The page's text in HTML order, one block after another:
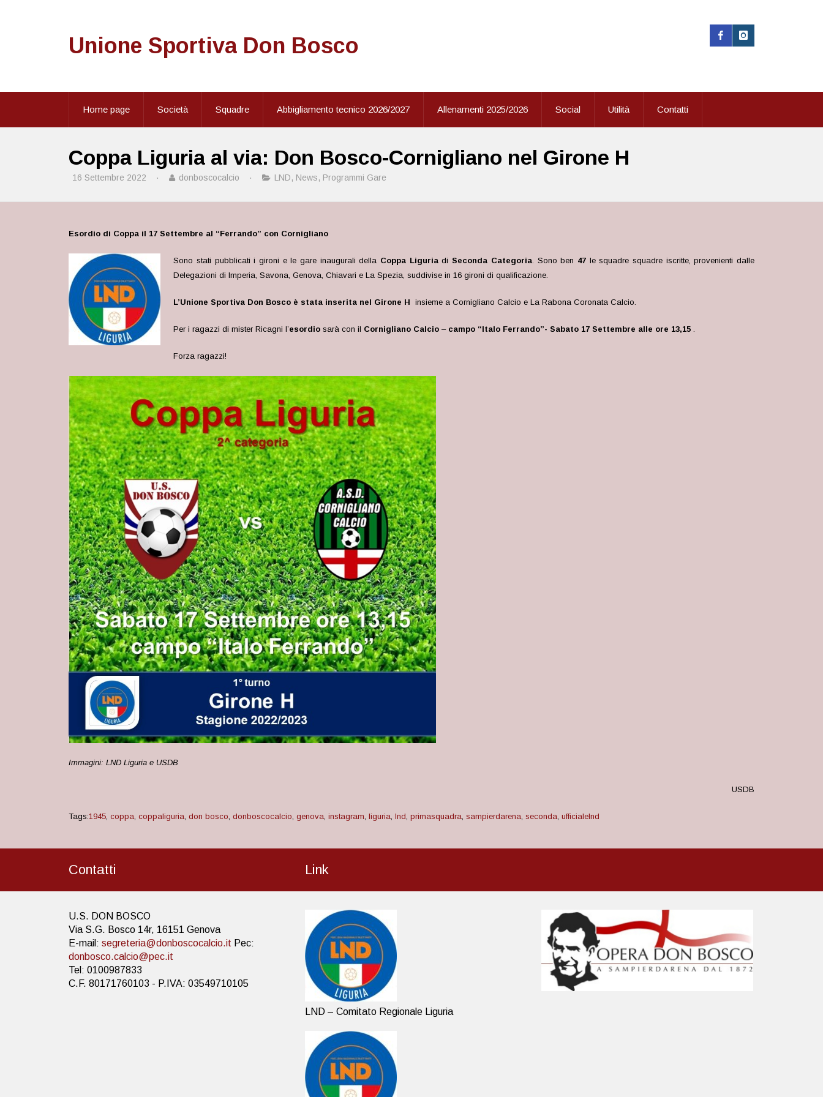
Unione Sportiva Don Bosco
Home page Società Squadre Abbigliamento tecnico 2026/2027 Allenamenti 2025/2026 Social Utilità Contatti
Coppa Liguria al via: Don Bosco-Cornigliano nel Girone H
16 Settembre 2022 · donboscocalcio · LND, News, Programmi Gare
Esordio di Coppa il 17 Settembre al “Ferrando” con Cornigliano
Sono stati pubblicati i gironi e le gare inaugurali della Coppa LiguriadiSeconda Categoria. Sono ben 47le squadre squadre iscritte, provenienti dalle
Delegazioni di Imperia, Savona, Genova, Chiavari e La Spezia, suddivise in 16 gironi di qualificazione.
L’Unione Sportiva Don Bosco è stata inserita nel Girone H insieme a Cornigliano Calcio e La Rabona Coronata Calcio.
Per i ragazzi di mister Ricagni l’esordio sarà con il Cornigliano Calcio – campo “Italo Ferrando”- Sabato 17 Settembre alle ore 13,15 .
Forza ragazzi!
Immagini: LND Liguria e USDB
USDB
Tags:1945, coppa, coppaliguria, don bosco, donboscocalcio, genova, instagram, liguria, lnd, primasquadra, sampierdarena, seconda, ufficialelnd
Contatti
U.S. DON BOSCO
Via S.G. Bosco 14r, 16151 Genova
E-mail: segreteria@donboscocalcio.it Pec:
donbosco.calcio@pec.it
Tel: 0100987833
C.F. 80171760103 - P.IVA: 03549710105
Link
LND – Comitato Regionale Liguria